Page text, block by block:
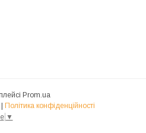
Prom.ua
| Політика конфіденційності
▼